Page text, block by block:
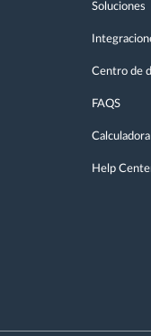
Soluciones
Centro de
FAQS
Help